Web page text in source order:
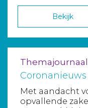
Bekijk
Themajournaal
Met aandacht
opvallende